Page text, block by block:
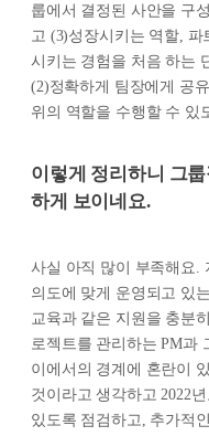
룹에서 결정된 사안을 구
고 (3)성장시키는 역할,
시키는 경험을 처음 하는
(2)정확하게 팀장에게 공
위의 역할을 수행할 수 있
이렇게 정리하니 그
하게 보이네요.
사실 아직 많이 부족해요.
의도에 맞게 운영되고 있
교육과 같은 지원을 충분
로젝트를 관리하는 PM과
이에서의 경계에 혼란이
것이라고 생각하고 2022
있도록 점검하고, 추가적